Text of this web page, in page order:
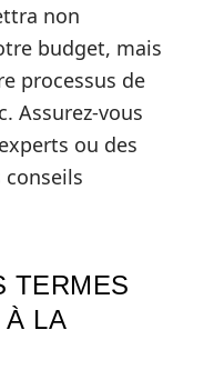
non
budget, mais
processus de
Assurez-vous
ou des
conseils
TERMES
À LA